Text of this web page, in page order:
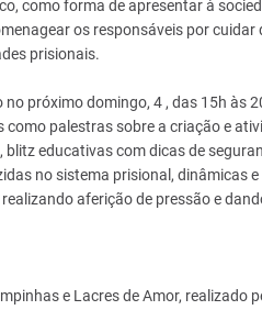
como forma de apresentar à
os responsáveis por
prisionais.
no próximo domingo, 4 , das 15h às
palestras sobre a criação e
educativas com dicas de
no sistema prisional, dinâmicas
realizando aferição de pressão e
e Lacres de Amor, realizado